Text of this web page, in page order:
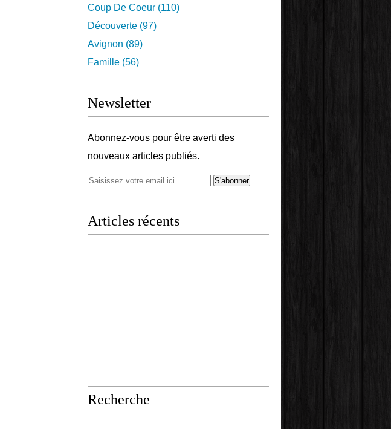
Coup De Coeur (110)
Découverte (97)
Avignon (89)
Famille (56)
Newsletter
Abonnez-vous pour être averti des
nouveaux articles publiés.
Articles récents
Recherche